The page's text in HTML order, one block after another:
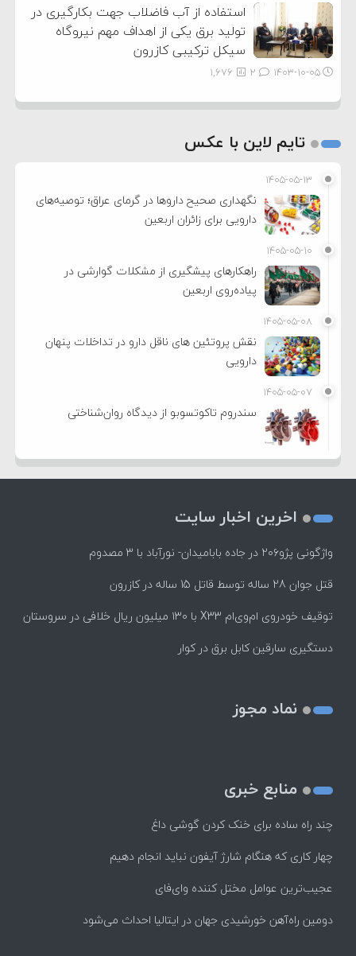
استفاده از آب فاضلاب جهت بکارگیری در
تولید برق یکی از اهداف مهم نیروگاه
سیکل ترکیبی کازرون
۱۴۰۳-۱۰-۰۵ 1,676
تایم لاین با عکس
۱۴۰۵-۰۵-۱۳
نگهداری صحیح داروها در گرمای عراق؛ توصیه‌های
دارویی برای زائران اربعین
۱۴۰۵-۰۵-۱۰
راهکارهای پیشگیری از مشکلات گوارشی در
پیاده‌روی اربعین
۱۴۰۵-۰۵-۰۸
نقش پروتئین های ناقل دارو در تداخلات پنهان
دارویی
۱۴۰۵-۰۵-۰۷
سندروم تاکوتسوبو از دیدگاه روان‌شناختی
اخرین اخبار سایت
واژگونی پژو۲۰۶ در جاده بابامیدان- نورآباد با ۳ مصدوم
قتل جوان 28 ساله توسط قاتل 15 ساله در کازرون
توقیف خودروی ام‌وی‌ام X33 با ۱۳۰ میلیون ریال خلافی در سروستان
دستگیری سارقین کابل برق در کوار
نماد مجوز
منابع خبری
چند راه‌ ساده برای خنک کردن گوشی داغ
چهار کاری که هنگام شارژ آیفون نباید انجام دهیم
عجیب‌ترین عوامل مختل کننده وای‌فای
دومین راه‌آهن خورشیدی جهان در ایتالیا احداث می‌شود